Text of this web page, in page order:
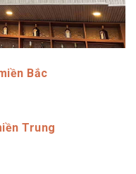
Bắc
Trung